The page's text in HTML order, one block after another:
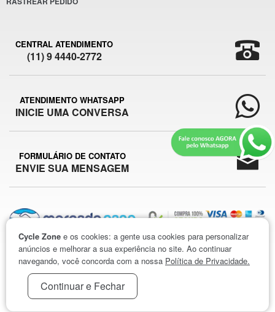
CENTRAL ATENDIMENTO
(11) 9 4440-2772
ATENDIMENTO WHATSAPP
INICIE UMA CONVERSA
FORMULÁRIO DE CONTATO
ENVIE SUA MENSAGEM
CYCLE ZONE © 2026
FB2W COMÉRCIO DE PRODUTOS ESPORTIVOS E VARIEDADES LTDA /
Cycle Zone e os cookies: a gente usa cookies para personalizar
anúncios e melhorar a sua experiência no site. Ao continuar
navegando, você concorda com a nossa Política de Privacidade.
Continuar e Fechar